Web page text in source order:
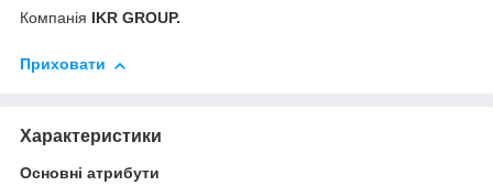
Компанія IKR GROUP.
Приховати
Характеристики
Основні атрибути